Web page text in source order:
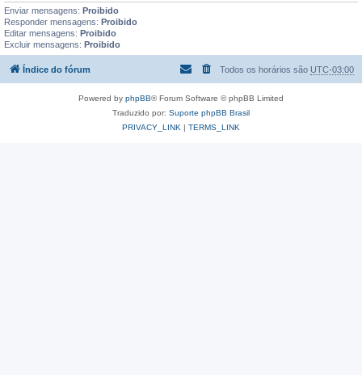
Enviar mensagens: Proibido
Responder mensagens: Proibido
Editar mensagens: Proibido
Excluir mensagens: Proibido
Índice do fórum Todos os horários são UTC-03:00
Powered by phpBB® Forum Software © phpBB Limited
Traduzido por: Suporte phpBB Brasil
PRIVACY_LINK | TERMS_LINK